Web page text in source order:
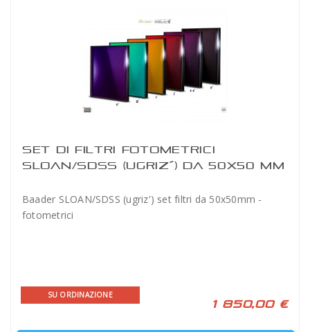
SET DI FILTRI FOTOMETRICI
SLOAN/SDSS (UGRIZ´) DA 50X50 MM
Baader SLOAN/SDSS (ugriz') set filtri da 50x50mm -
fotometrici
SU ORDINAZIONE
1 850,00 €